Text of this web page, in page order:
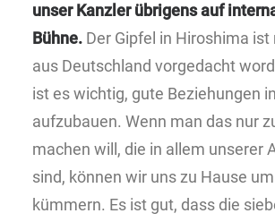
unser Kanzler übrigens auf
Bühne. Der Gipfel in Hiroshima
aus Deutschland vorgedacht
ist es wichtig, gute Beziehungen
aufzubauen. Wenn man das nur
machen will, die in allem unserer
sind, können wir uns zu Hause
kümmern. Es ist gut, dass die